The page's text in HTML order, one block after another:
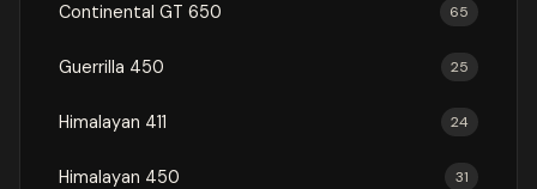
Continental GT 650 65
Guerrilla 450 25
Himalayan 411 24
Himalayan 450 31